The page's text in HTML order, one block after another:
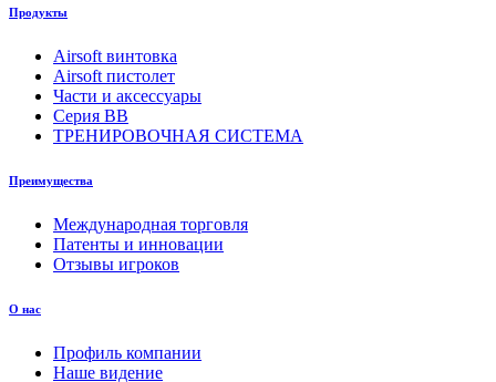
Продукты
Airsoft винтовка
Airsoft пистолет
Части и аксессуары
Серия BB
ТРЕНИРОВОЧНАЯ СИСТЕМА
Преимущества
Международная торговля
Патенты и инновации
Отзывы игроков
О нас
Профиль компании
Наше видение